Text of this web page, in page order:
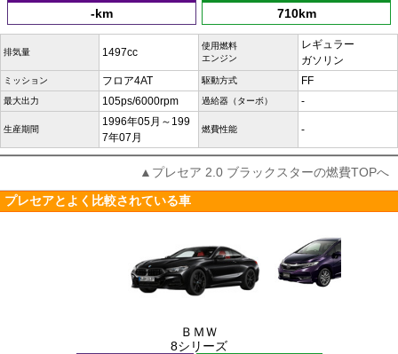
-km 710km
排気量 1497cc
使用燃料
エンジン
レギュラー
ガソリン
ミッション フロア4AT 駆動方式 FF
最大出力 105ps/6000rpm 過給器（ターボ） -
生産期間
1996年05月～199
7年07月
燃費性能 -
▲プレセア 2.0 ブラックスターの燃費TOPへ
プレセアとよく比較されている車
ＢＭＷ
8シリーズ